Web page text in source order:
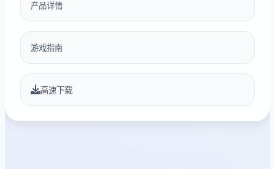
产品详情
游戏指南
高速下载